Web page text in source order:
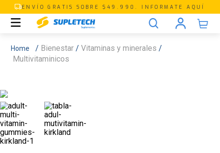
ENVÍO GRATIS SOBRE $49.990. INFORMATE AQUÍ
Bienestar
Vitaminas y minerales
Multivitaminicos